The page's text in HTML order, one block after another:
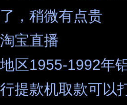
，稍微有点贵
宝直播
区1955-1992年
提款机取款可以